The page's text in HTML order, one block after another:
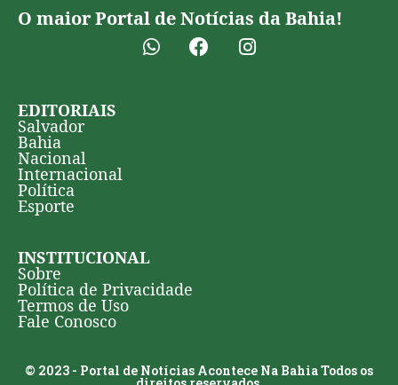
O maior Portal de Notícias da Bahia!
EDITORIAIS
Salvador
Bahia
Nacional
Internacional
Política
Esporte
INSTITUCIONAL
Sobre
Política de Privacidade
Termos de Uso
Fale Conosco
© 2023 - Portal de Notícias Acontece Na Bahia Todos os